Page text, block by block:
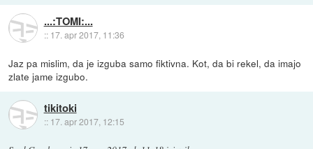
...:TOMI:...
:: 17. apr 2017, 11:36
Jaz pa mislim, da je izguba samo fiktivna. Kot, da bi rekel, da imajo
zlate jame izgubo.
tikitoki
:: 17. apr 2017, 12:15